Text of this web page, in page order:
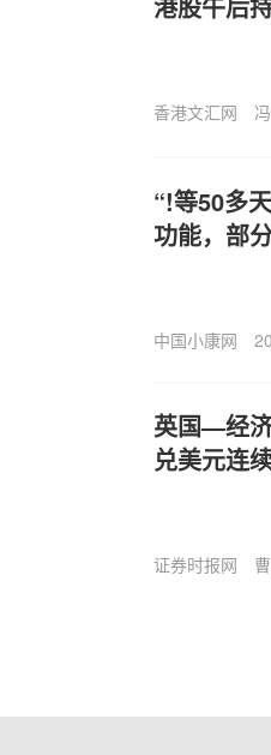
香港文汇网
“!等50多
功能，部
中国小康网
英国—经
兑美元连
证券时报网